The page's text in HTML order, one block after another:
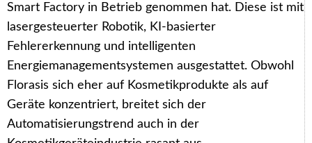
Smart Factory in Betrieb genommen hat. Diese ist mit
lasergesteuerter Robotik, KI-basierter
Fehlererkennung und intelligenten
Energiemanagementsystemen ausgestattet. Obwohl
Florasis sich eher auf Kosmetikprodukte als auf
Geräte konzentriert, breitet sich der
Automatisierungstrend auch in der